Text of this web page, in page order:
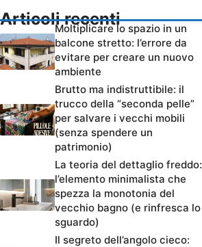
Articoli recenti
Moltiplicare lo spazio in un
balcone stretto: l’errore da
evitare per creare un nuovo
ambiente
Brutto ma indistruttibile: il
trucco della “seconda pelle”
per salvare i vecchi mobili
(senza spendere un
patrimonio)
La teoria del dettaglio freddo:
l’elemento minimalista che
spezza la monotonia del
vecchio bagno (e rinfresca lo
sguardo)
Il segreto dell’angolo cieco: